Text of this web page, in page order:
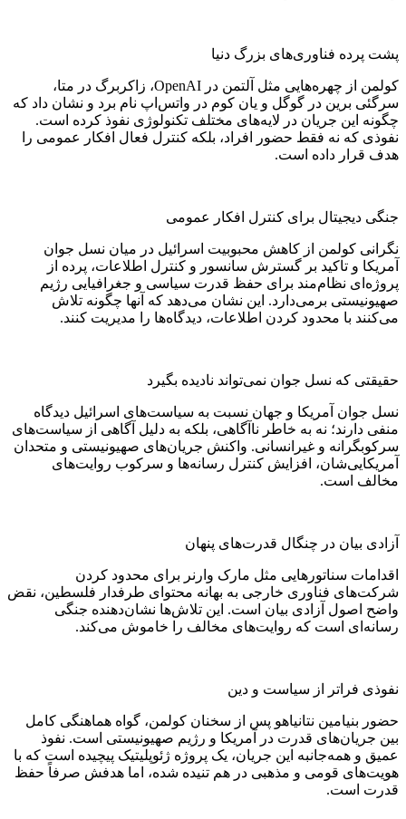
پشت پرده فناوری‌های بزرگ دنیا
کولمن از چهره‌هایی مثل آلتمن در OpenAI، زاکربرگ در متا،
سرگئی برین در گوگل و یان کوم در واتس‌اپ نام برد و نشان داد که
چگونه این جریان در لایه‌های مختلف تکنولوژی نفوذ کرده است.
نفوذی که نه فقط حضور افراد، بلکه کنترل فعال افکار عمومی را
هدف قرار داده است.
جنگی دیجیتال برای کنترل افکار عمومی
نگرانی کولمن از کاهش محبوبیت اسرائیل در میان نسل جوان
آمریکا و تاکید بر گسترش سانسور و کنترل اطلاعات، پرده از
پروژه‌ای نظام‌مند برای حفظ قدرت سیاسی و جغرافیایی رژیم
صهیونیستی برمی‌دارد. این نشان می‌دهد که آنها چگونه تلاش
می‌کنند با محدود کردن اطلاعات، دیدگاه‌ها را مدیریت کنند.
حقیقتی که نسل جوان نمی‌تواند نادیده بگیرد
نسل جوان آمریکا و جهان نسبت به سیاست‌های اسرائیل دیدگاه
منفی دارند؛ نه به خاطر ناآگاهی، بلکه به دلیل آگاهی از سیاست‌های
سرکوبگرانه و غیرانسانی. واکنش جریان‌های صهیونیستی و متحدان
آمریکایی‌شان، افزایش کنترل رسانه‌ها و سرکوب روایت‌های
مخالف است.
آزادی بیان در چنگال قدرت‌های پنهان
اقدامات سناتور‌هایی مثل مارک وارنر برای محدود کردن
شرکت‌های فناوری خارجی به بهانه محتوای طرفدار فلسطین، نقض
واضح اصول آزادی بیان است. این تلاش‌ها نشان‌دهنده جنگی
رسانه‌ای است که روایت‌های مخالف را خاموش می‌کند.
نفوذی فراتر از سیاست و دین
حضور بنیامین نتانیاهو پس از سخنان کولمن، گواه هماهنگی کامل
بین جریان‌های قدرت در آمریکا و رژیم صهیونیستی است. نفوذ
عمیق و همه‌جانبه این جریان، یک پروژه ژئوپلیتیک پیچیده است که با
هویت‌های قومی و مذهبی در هم تنیده شده، اما هدفش صرفاً حفظ
قدرت است.